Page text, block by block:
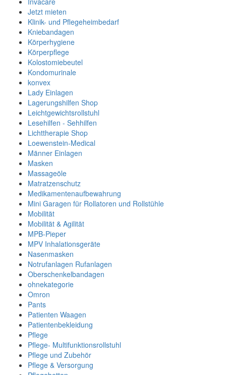
Jetzt mieten
Klinik- und Pflegeheimbedarf
Kniebandagen
Körperhygiene
Körperpflege
Kolostomiebeutel
Kondomurinale
konvex
Lady Einlagen
Lagerungshilfen Shop
Leichtgewichtsrollstuhl
Lesehilfen - Sehhilfen
Lichttherapie Shop
Loewenstein-Medical
Männer Einlagen
Masken
Massageöle
Matratzenschutz
Medikamentenaufbewahrung
Mini Garagen für Rollatoren und Rollstühle
Mobilität
Mobilität & Agilität
MPB-Pieper
MPV Inhalationsgeräte
Nasenmasken
Notrufanlagen Rufanlagen
Oberschenkelbandagen
ohnekategorie
Omron
Pants
Patienten Waagen
Patientenbekleidung
Pflege
Pflege- Multifunktionsrollstuhl
Pflege und Zubehör
Pflege & Versorgung